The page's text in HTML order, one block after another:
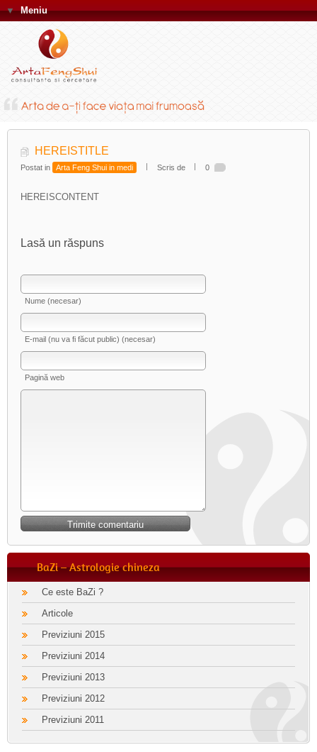
▼Meniu
HEREISTITLE
Postat in Arta Feng Shui in medi Scris de 0
HEREISCONTENT
Lasă un răspuns
Nume (necesar)
E-mail (nu va fi făcut public) (necesar)
Pagină web
BaZi – Astrologie chineza
Ce este BaZi ?
Articole
Previziuni 2015
Previziuni 2014
Previziuni 2013
Previziuni 2012
Previziuni 2011